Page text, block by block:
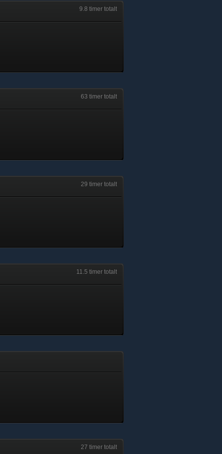
9.8 timer totalt
63 timer totalt
29 timer totalt
11.5 timer totalt
27 timer totalt